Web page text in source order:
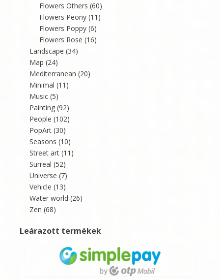
Flowers Others (60)
Flowers Peony (11)
Flowers Poppy (6)
Flowers Rose (16)
Landscape (34)
Map (24)
Mediterranean (20)
Minimal (11)
Music (5)
Painting (92)
People (102)
PopArt (30)
Seasons (10)
Street art (11)
Surreal (52)
Universe (7)
Vehicle (13)
Water world (26)
Zen (68)
Leárazott termékek